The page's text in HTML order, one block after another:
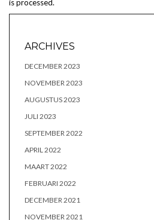
is processed.
ARCHIVES
DECEMBER 2023
NOVEMBER 2023
AUGUSTUS 2023
JULI 2023
SEPTEMBER 2022
APRIL 2022
MAART 2022
FEBRUARI 2022
DECEMBER 2021
NOVEMBER 2021